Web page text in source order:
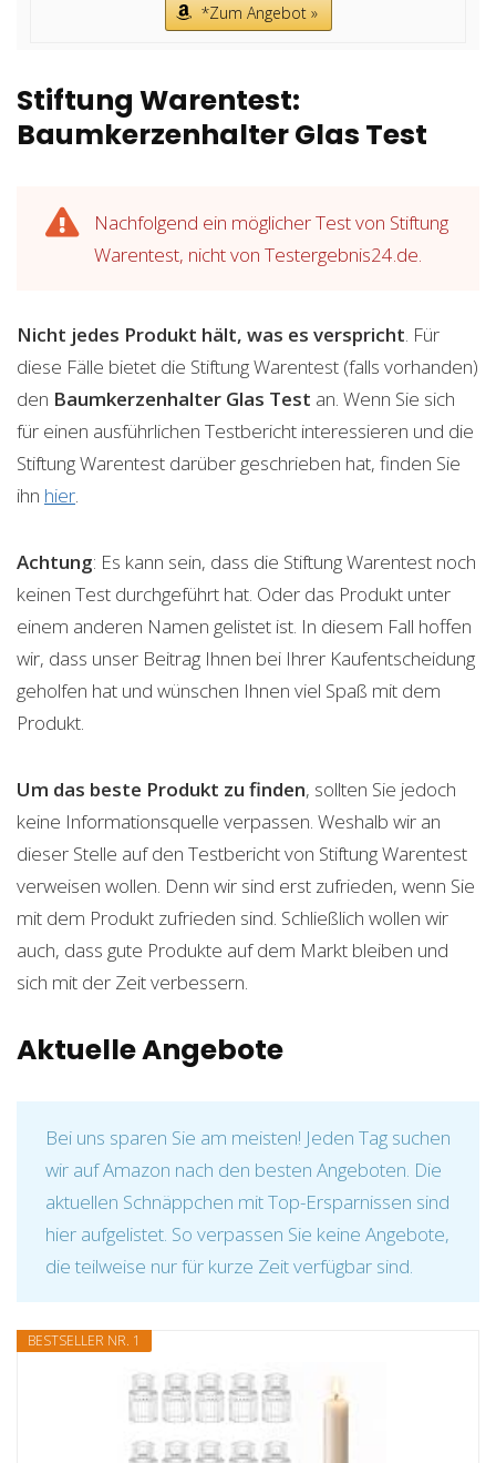
*Zum Angebot »
Stiftung Warentest:
Baumkerzenhalter Glas Test
Nachfolgend ein möglicher Test von Stiftung
Warentest, nicht von Testergebnis24.de.
Nicht jedes Produkt hält, was es verspricht. Für
diese Fälle bietet die Stiftung Warentest (falls vorhanden)
den Baumkerzenhalter Glas Test an. Wenn Sie sich
für einen ausführlichen Testbericht interessieren und die
Stiftung Warentest darüber geschrieben hat, finden Sie
ihn hier.
Achtung: Es kann sein, dass die Stiftung Warentest noch
keinen Test durchgeführt hat. Oder das Produkt unter
einem anderen Namen gelistet ist. In diesem Fall hoffen
wir, dass unser Beitrag Ihnen bei Ihrer Kaufentscheidung
geholfen hat und wünschen Ihnen viel Spaß mit dem
Produkt.
Um das beste Produkt zu finden, sollten Sie jedoch
keine Informationsquelle verpassen. Weshalb wir an
dieser Stelle auf den Testbericht von Stiftung Warentest
verweisen wollen. Denn wir sind erst zufrieden, wenn Sie
mit dem Produkt zufrieden sind. Schließlich wollen wir
auch, dass gute Produkte auf dem Markt bleiben und
sich mit der Zeit verbessern.
Aktuelle Angebote
Bei uns sparen Sie am meisten! Jeden Tag suchen
wir auf Amazon nach den besten Angeboten. Die
aktuellen Schnäppchen mit Top-Ersparnissen sind
hier aufgelistet. So verpassen Sie keine Angebote,
die teilweise nur für kurze Zeit verfügbar sind.
BESTSELLER NR. 1